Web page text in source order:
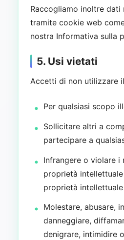
Raccogliamo inoltre dati
tramite cookie web
nostra Informativa sulla
5. Usi vietati
Accetti di non utilizzare
Per qualsiasi scopo
Sollicitare altri a
partecipare a
Infrangere o violare
proprietà
proprietà
Molestare, abusare,
danneggiare,
denigrare, intimidire